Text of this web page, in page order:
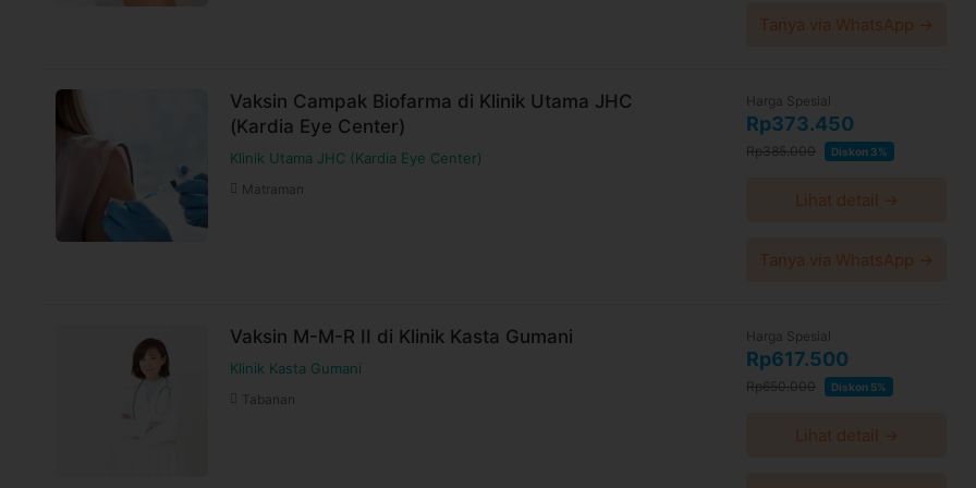
Tanya via WhatsApp →
Vaksin Campak Biofarma di Klinik Utama JHC
(Kardia Eye Center)
Klinik Utama JHC (Kardia Eye Center)
Matraman
Harga Spesial
Rp373.450
Rp385.000 Diskon 3%
Lihat detail →
Tanya via WhatsApp →
Vaksin M-M-R II di Klinik Kasta Gumani
Klinik Kasta Gumani
Tabanan
Harga Spesial
Rp617.500
Rp650.000 Diskon 5%
Lihat detail →